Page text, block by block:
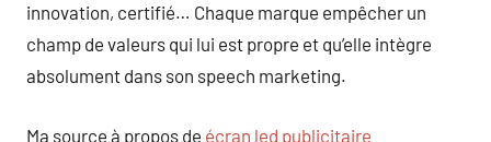
innovation, certifié… Chaque marque empêcher un
champ de valeurs qui lui est propre et qu’elle intègre
absolument dans son speech marketing.
Ma source à propos de écran led publicitaire